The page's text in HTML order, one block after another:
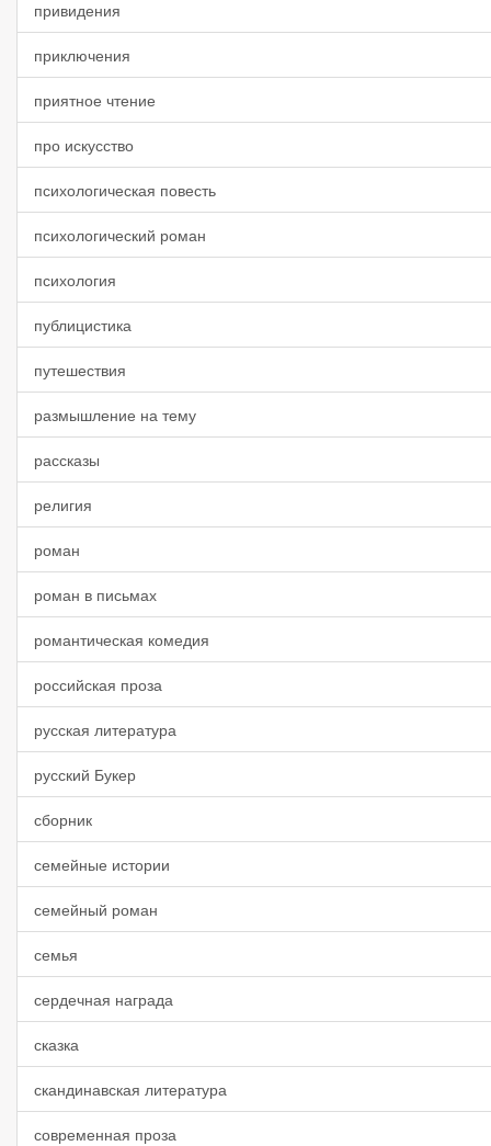
привидения
приключения
приятное чтение
про искусство
психологическая повесть
психологический роман
психология
публицистика
путешествия
размышление на тему
рассказы
религия
роман
роман в письмах
романтическая комедия
российская проза
русская литература
русский Букер
сборник
семейные истории
семейный роман
семья
сердечная награда
сказка
скандинавская литература
современная проза